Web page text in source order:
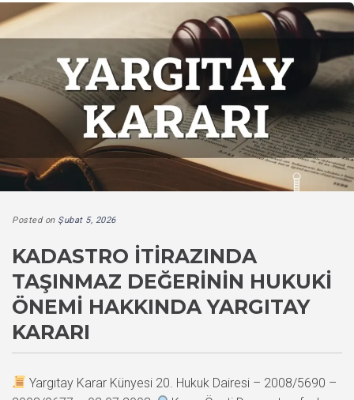
Posted on Şubat 5, 2026
KADASTRO İTIRAZINDA
TAŞINMAZ DEĞERININ HUKUKI
ÖNEMI HAKKINDA YARGITAY
KARARI
Yargıtay Karar Künyesi 20. Hukuk Dairesi – 2008/5690 –